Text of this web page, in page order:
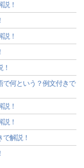
！
！
で何という？例文付きで
！
！
解説！